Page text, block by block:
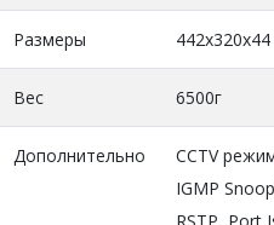
Размеры
Вес 6500г
Дополнительно
CCTV
IGMP